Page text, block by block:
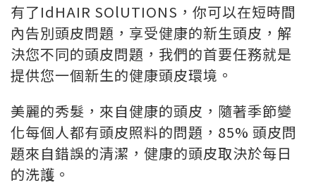
有了IdHAIR SOlUTIONS，你可以在短時間
內告別頭皮問題，享受健康的新生頭皮，解
決您不同的頭皮問題，我們的首要任務就是
提供您一個新生的健康頭皮環境。
美麗的秀髮，來自健康的頭皮，隨著季節變
化每個人都有頭皮照料的問題，85% 頭皮問
題來自錯誤的清潔，健康的頭皮取決於每日
的洗護。